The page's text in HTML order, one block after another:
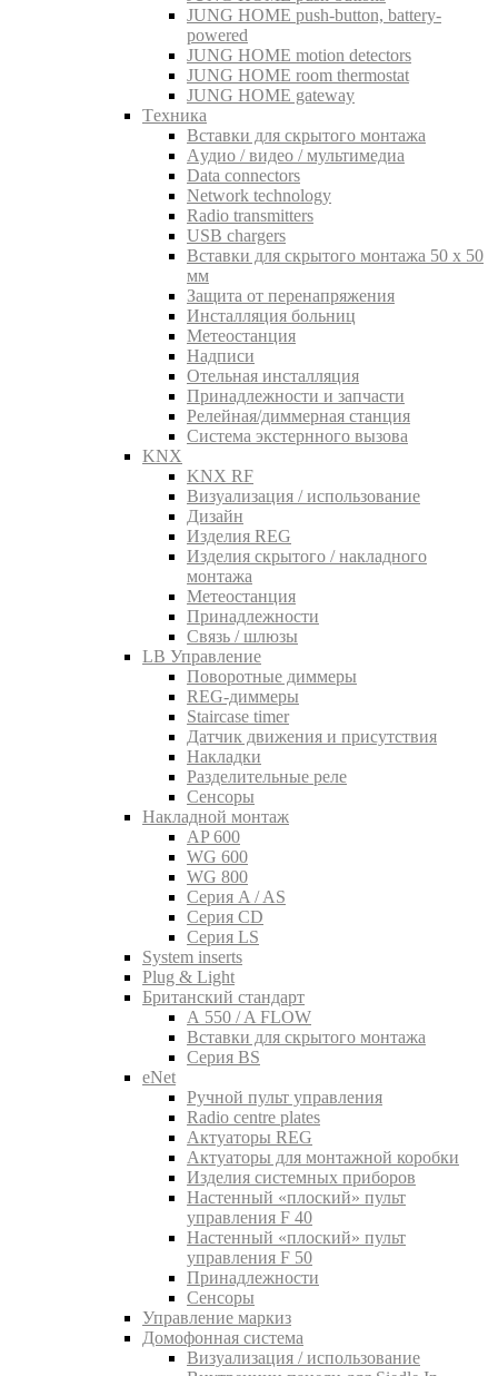
JUNG HOME push-button, battery-
powered
JUNG HOME motion detectors
JUNG HOME room thermostat
JUNG HOME gateway
Tехника
Вставки для скрытого монтажа
Aудио / видео / мультимедиа
Data connectors
Network technology
Radio transmitters
USB chargers
Вставки для скрытого монтажа 50 x 50
мм
Защита от перенапряжения
Инсталляция больниц
Метеостанция
Надписи
Отельная инсталляция
Принадлежности и запчасти
Релейная/диммерная станция
Система экстернного вызова
KNX
KNX RF
Визуализация / использование
Дизайн
Изделия REG
Изделия скрытого / накладного
монтажа
Метеостанция
Принадлежности
Связь / шлюзы
LB Управление
Поворотные диммеры
REG-диммеры
Staircase timer
Датчик движения и присутствия
Накладки
Разделительные реле
Сенсоры
Накладной монтаж
AP 600
WG 600
WG 800
Серия A / AS
Серия CD
Серия LS
System inserts
Plug & Light
Британский стандарт
A 550 / A FLOW
Вставки для скрытого монтажа
Серия BS
eNet
Pучной пульт управления
Radio centre plates
Актуаторы REG
Актуаторы для монтажной коробки
Изделия системных приборов
Настенный «плоский» пульт
управления F 40
Настенный «плоский» пульт
управления F 50
Принадлежности
Сенсоры
Управление маркиз
Домофонная система
Визуализация / использование